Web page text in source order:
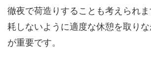
徹夜で荷造りすることも考えられ
耗しないように適度な休憩を取り
が重要です。